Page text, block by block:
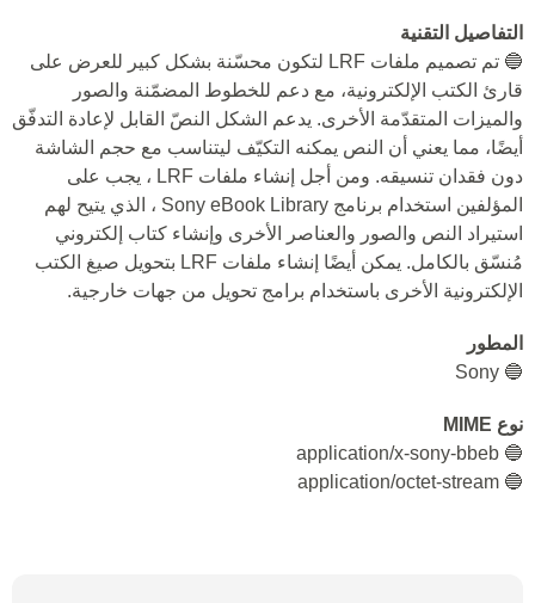
التفاصيل التقنية
🔵 تم تصميم ملفات LRF لتكون محسّنة بشكل كبير للعرض على
قارئ الكتب الإلكترونية، مع دعم للخطوط المضمّنة والصور
والميزات المتقدّمة الأخرى. يدعم الشكل النصّ القابل لإعادة التدفّق
أيضًا، مما يعني أن النص يمكنه التكيّف ليتناسب مع حجم الشاشة
دون فقدان تنسيقه. ومن أجل إنشاء ملفات LRF ، يجب على
المؤلفين استخدام برنامج Sony eBook Library ، الذي يتيح لهم
استيراد النص والصور والعناصر الأخرى وإنشاء كتاب إلكتروني
مُنسّق بالكامل. يمكن أيضًا إنشاء ملفات LRF بتحويل صيغ الكتب
الإلكترونية الأخرى باستخدام برامج تحويل من جهات خارجية.
المطور
🔵 Sony
نوع MIME
🔵 application/x-sony-bbeb
🔵 application/octet-stream